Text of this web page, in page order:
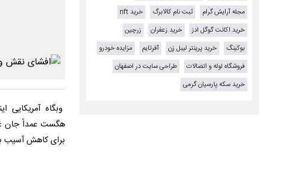
وبگاه آمریکایی
هگست عمداً جان
برای کاهش آسیب
مجله آرایش گرام
ثبت نام کالابرگ
خرید nft
خرید اکانت گوگل ادز
خرید زعفران
زرچین
بوکینگ
خرید پرینتر لیبل زن آفرتایم
مزایده خودرو
فروشگاه لوله و اتصالات
طراحی سایت در اصفهان
خرید سکه پارسیان گرمی